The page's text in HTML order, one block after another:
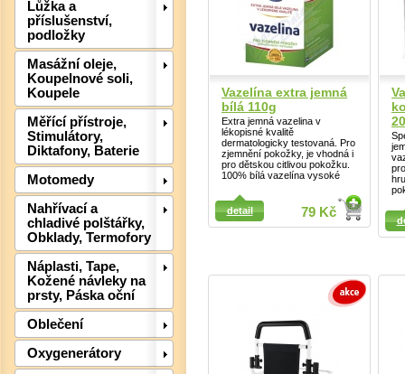
Lůžka a
příslušenství,
podložky
Masážní oleje,
Koupelnové soli,
Koupele
Měřící přístroje,
Stimulátory,
Diktafony, Baterie
Motomedy
Nahřívací a
chladivé polštářky,
Obklady, Termofory
Náplasti, Tape,
Kožené návleky na
prsty, Páska oční
Oblečení
Oxygenerátory
Vazelína extra jemná
bílá 110g
Extra jemná vazelina v
lékopisné kvalitě
dermatologicky testovaná. Pro
zjemnění pokožky, je vhodná i
pro dětskou citlivou pokožku.
100% bílá vazelína vysoké
79 Kč
detail
Detail